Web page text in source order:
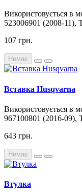
Використовується в
523006901 (2008-11),
107 грн.
Немає
Вставка Husqvarna
Використовується в
967100801 (2016-09),
643 грн.
Немає
Втулка